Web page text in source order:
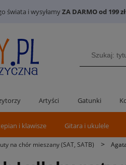
świata i wysyłamyZA DARMO od 199 zł
Artyści Gatunki
i klawisze Gitara i ukulele
na chór mieszany (SAT, SATB) >